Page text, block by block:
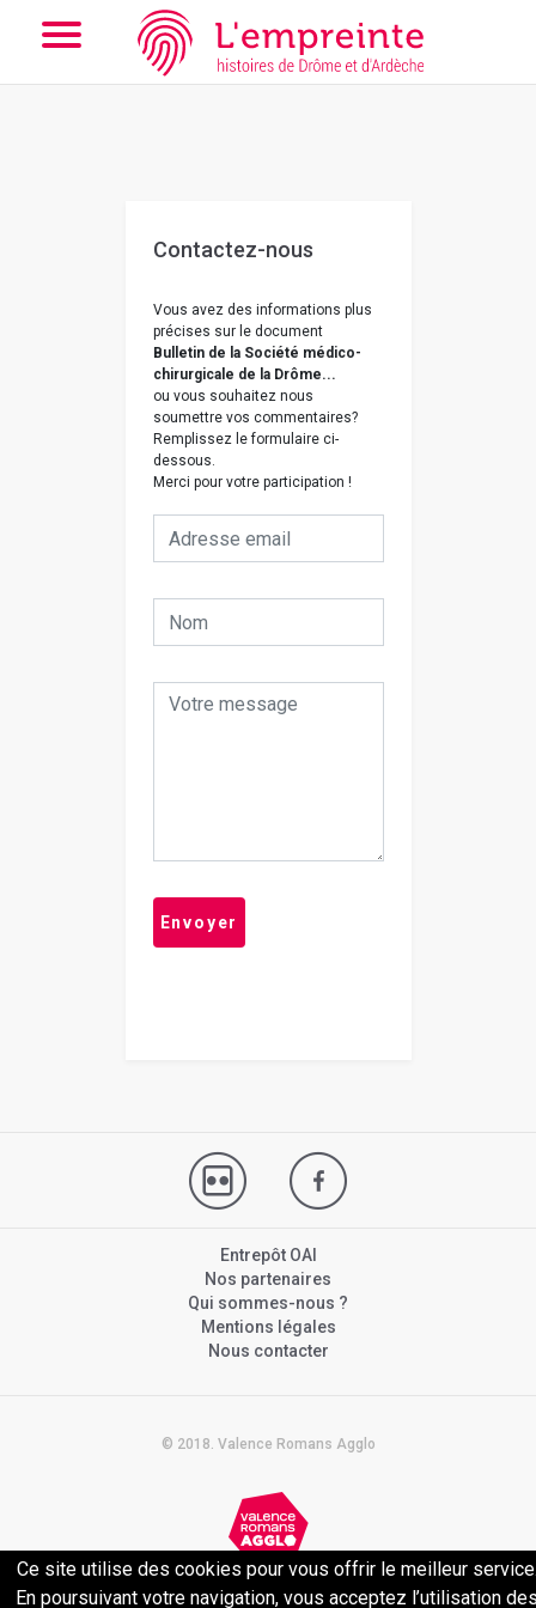
Array ( [slug] => nous-contacter [doc] => bpt6k9761210j )
the new slick-theme.css if you want the default styling
Contactez-nous
Vous avez des informations plus
précises sur le document
Bulletin de la Société médico-
chirurgicale de la Drôme...
ou vous souhaitez nous
soumettre vos commentaires?
Remplissez le formulaire ci-
dessous.
Merci pour votre participation !
Entrepôt OAI
Nos partenaires
Qui sommes-nous ?
Mentions légales
Nous contacter
© 2018. Valence Romans Agglo
Politique de confidentialité
Ce site utilise des cookies pour vous offrir le meilleur
En poursuivant votre navigation, vous acceptez l’utilisation